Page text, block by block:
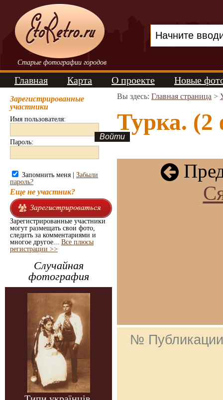
Старые фотографии городов
Главная Карта О проекте Новые
Зарегистрированные
участники
Имя пользователя:
Пароль:
Запомнить меня | Забыли
пароль?
Еще не участник?
Зарегистрированные участники
могут размещать свои фото,
следить за комментариями и
многое другое... Все плюсы
регистрации >>
Случайная
фотография
Вы здесь: Главная страница >
Турка. (2
№